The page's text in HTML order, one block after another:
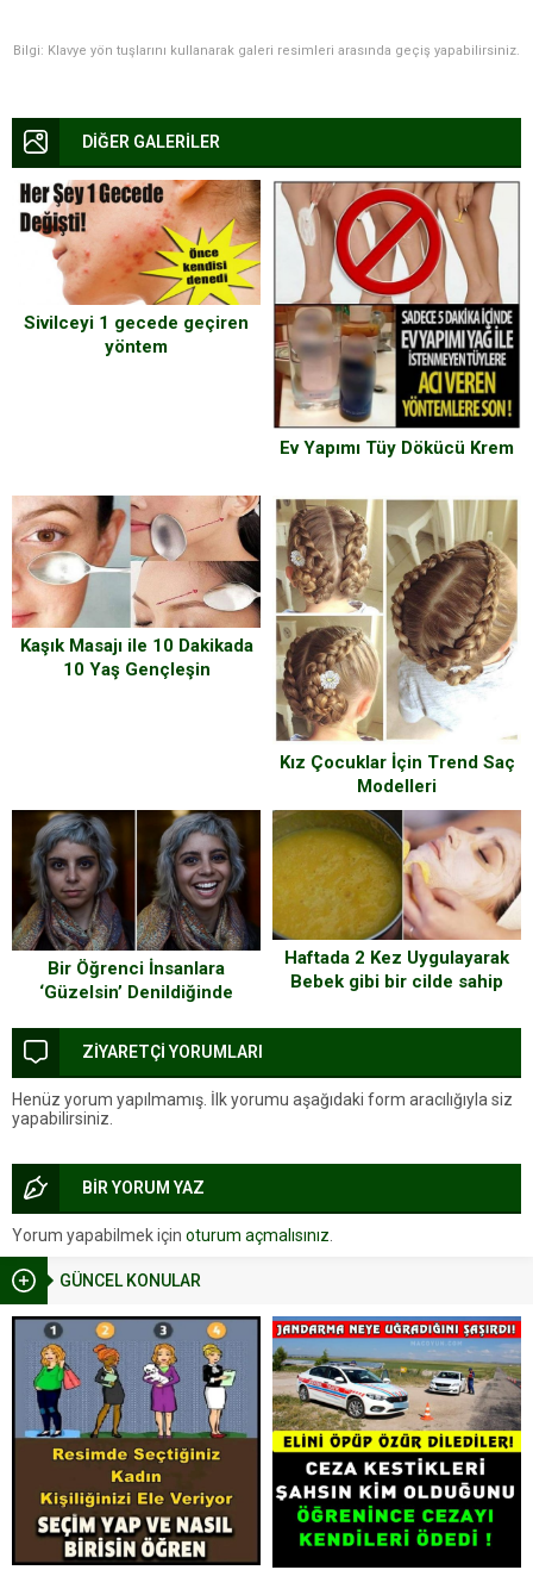
GÜNCEL KONULAR
Bilgi: Klavye yön tuşlarını kullanarak galeri resimleri arasında geçiş yapabilirsiniz.
DİĞER GALERİLER
Sivilceyi 1 gecede geçiren
yöntem
Ev Yapımı Tüy Dökücü Krem
Kaşık Masajı ile 10 Dakikada
10 Yaş Gençleşin
Kız Çocuklar İçin Trend Saç
Modelleri
Bir Öğrenci İnsanlara
‘Güzelsin’ Denildiğinde
Fotoğraflamış
Haftada 2 Kez Uygulayarak
Bebek gibi bir cilde sahip
ZİYARETÇİ YORUMLARI
Henüz yorum yapılmamış. İlk yorumu aşağıdaki form aracılığıyla siz
yapabilirsiniz.
BİR YORUM YAZ
Yorum yapabilmek için oturum açmalısınız